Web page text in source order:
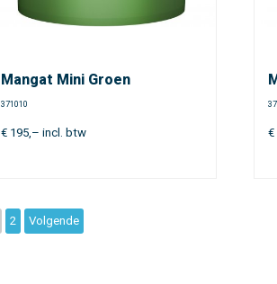
Mangat Mini Groen
371010
€ 195,– incl. btw €
2 Volgende